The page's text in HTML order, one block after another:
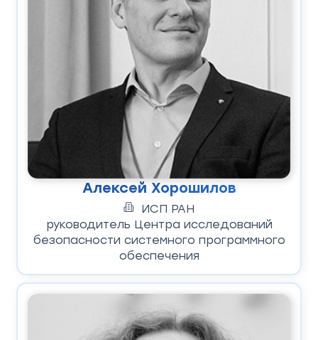
Алексей Хорошилов
ИСП РАН
руководитель Центра исследований
безопасности системного программного
обеспечения